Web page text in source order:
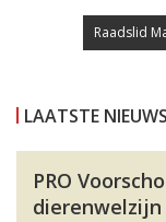
Raadslid
LAATSTE NIEUWS
PRO
dierenwelzijn